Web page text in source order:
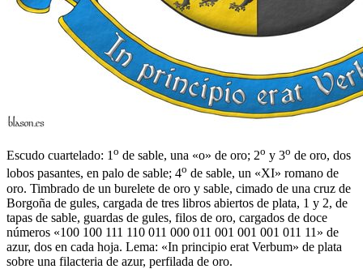
Escudo cuartelado: 1o de sable, una «o» de oro; 2o y 3o de oro, dos
lobos pasantes, en palo de sable; 4o de sable, un «XI» romano de
oro. Timbrado de un burelete de oro y sable, cimado de una cruz de
Borgoña de gules, cargada de tres libros abiertos de plata, 1 y 2, de
tapas de sable, guardas de gules, filos de oro, cargados de doce
números «100 100 111 110 011 000 011 001 001 001 011 11» de
azur, dos en cada hoja. Lema: «In principio erat Verbum» de plata
sobre una filacteria de azur, perfilada de oro.